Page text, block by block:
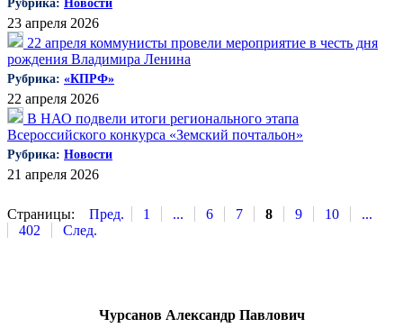
Рубрика: Новости
23 апреля 2026
22 апреля коммунисты провели мероприятие в честь дня
рождения Владимира Ленина
Рубрика: «КПРФ»
22 апреля 2026
В НАО подвели итоги регионального этапа
Всероссийского конкурса «Земский почтальон»
Рубрика: Новости
21 апреля 2026
Страницы: Пред. 1 ... 6 7 8 9 10
...
402
След.
Чурсанов Александр Павлович